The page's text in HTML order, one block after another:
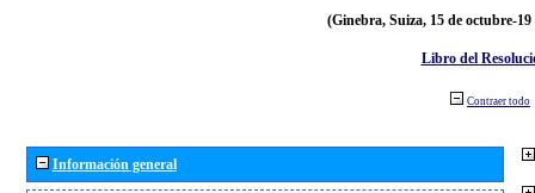
(Ginebra, Suiza, 15 de octubre-19
Libro del
Contraer todo
Información general